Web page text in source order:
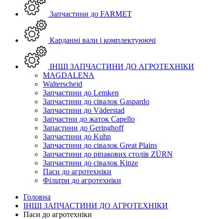
Запчастини до FARMET
Карданні вали і комплектуюючі
ІНШІ ЗАПЧАСТИНИ ДО АГРОТЕХНІКИ
MAGDALENA
Walterscheid
Запчастини до Lemken
Запчастини до сівалок Gaspardo
Запчастини до Väderstad
Запчастни до жаток Capello
Запастини до Geringhoff
Запчастини до Kuhn
Запчастини до сівалок Great Plains
Запчастини до ріпакових столів ZÜRN
Запчастини до сівалок Kinze
Паси до агротехніки
Фільтри до агротехніки
Головна
ІНШІ ЗАПЧАСТИНИ ДО АГРОТЕХНІКИ
Паси до агротехніки